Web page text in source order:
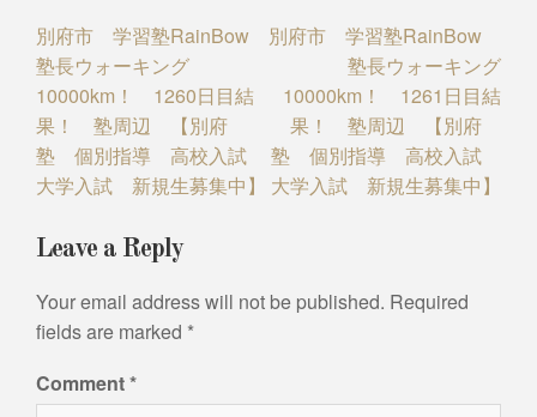
Post
navigation
別府市 学習塾RainBow
塾長ウォーキング
10000km！ 1260日目結
果！ 塾周辺 【別府
塾 個別指導 高校入試
大学入試 新規生募集中】
別府市 学習塾RainBow
塾長ウォーキング
10000km！ 1261日目結
果！ 塾周辺 【別府
塾 個別指導 高校入試
大学入試 新規生募集中】
Leave a Reply
Your email address will not be published. Required
fields are marked *
Comment*